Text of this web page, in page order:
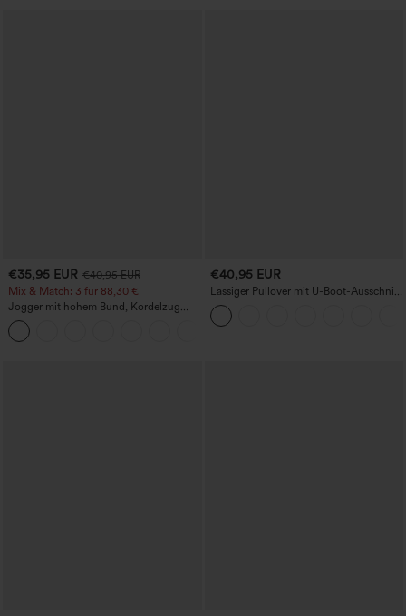
€35,95 EUR €40,95 EUR
Mix & Match: 3 für 88,30 €
Jogger mit hohem Bund, Kordelzug
und Raffung, schmal zulaufend,
schnelltrocknend mit kühlendem Griff,
mit Taschen - UPF40+
€40,95 EUR
Lässiger Pullover mit U-Boot-Ausschnitt
und Fledermausärmeln.